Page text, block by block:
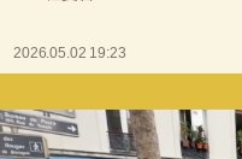
2026.05.02 19:23